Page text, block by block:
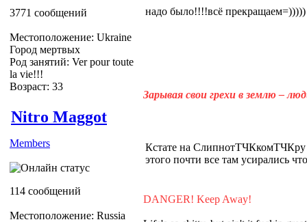
3771 сообщений
Местоположение: Ukraine
Город мертвых
Род занятий: Ver pour toute
la vie!!!
Возраст: 33
надо было!!!!всё прекращаем=)))))
Зарывая свои грехи в землю –
Nitro Maggot
Members
114 сообщений
Местоположение: Russia
Кстате на СлипнотТЧКкомТЧКру
этого почти все там усирались
DANGER! Keep Away!